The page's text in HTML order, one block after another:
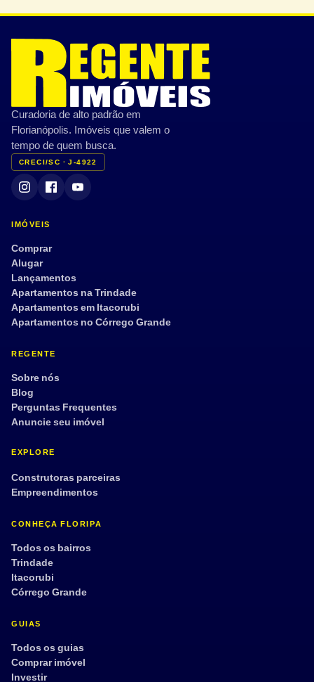
Curadoria de alto padrão em
Florianópolis. Imóveis que valem o
tempo de quem busca.
CRECI/SC · J-4922
IMÓVEIS
Comprar
Alugar
Lançamentos
Apartamentos na Trindade
Apartamentos em Itacorubi
Apartamentos no Córrego Grande
REGENTE
Sobre nós
Blog
Perguntas Frequentes
Anuncie seu imóvel
EXPLORE
Construtoras parceiras
Empreendimentos
CONHEÇA FLORIPA
Todos os bairros
Trindade
Itacorubi
Córrego Grande
GUIAS
Todos os guias
Comprar imóvel
Investir